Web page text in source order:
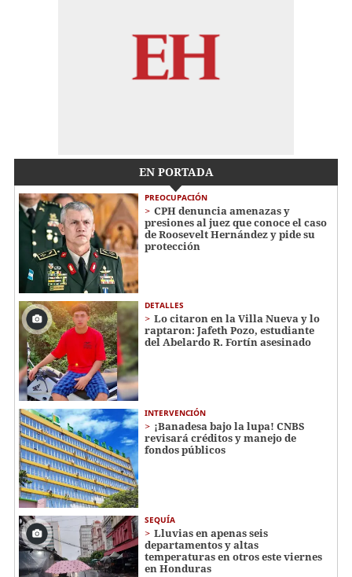
EN PORTADA
PREOCUPACIÓN
CPH denuncia amenazas y
presiones al juez que conoce el caso
de Roosevelt Hernández y pide su
protección
DETALLES
Lo citaron en la Villa Nueva y lo
raptaron: Jafeth Pozo, estudiante
del Abelardo R. Fortín asesinado
INTERVENCIÓN
¡Banadesa bajo la lupa! CNBS
revisará créditos y manejo de
fondos públicos
SEQUÍA
Lluvias en apenas seis
departamentos y altas
temperaturas en otros este viernes
en Honduras